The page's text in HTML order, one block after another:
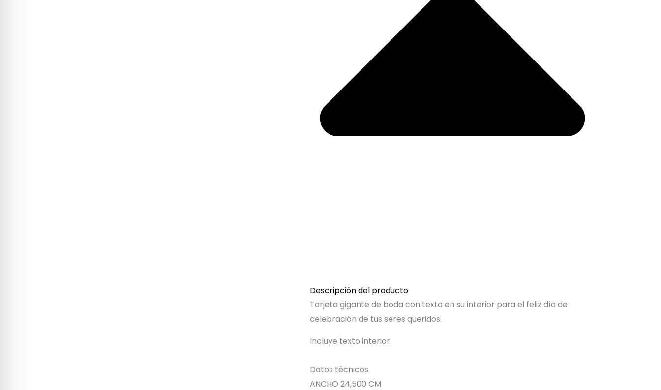
Descripción del producto
Tarjeta gigante de boda con texto en su interior para el feliz día de
celebración de tus seres queridos.
Incluye texto interior.
Datos técnicos
ANCHO 24,500 CM